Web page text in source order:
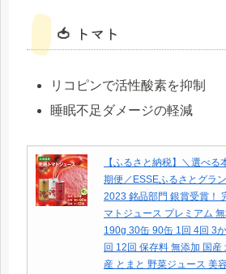
🍅 トマト
リコピンで活性酸素を抑制
睡眠不足ダメージの軽減
【ふるさと納税】＼選べる
期便／ESSEふるさとグラ
2023 銘品部門 銀賞受賞！
マトジュース プレミアム
190g 30缶 90缶 1回 4回 3
回 12回 保存料 無添加 国産
産 とまと 野菜ジュース 美